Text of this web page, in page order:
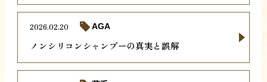
ノンシリコンシャンプーの真実と誤解
2026.02.20 AGA